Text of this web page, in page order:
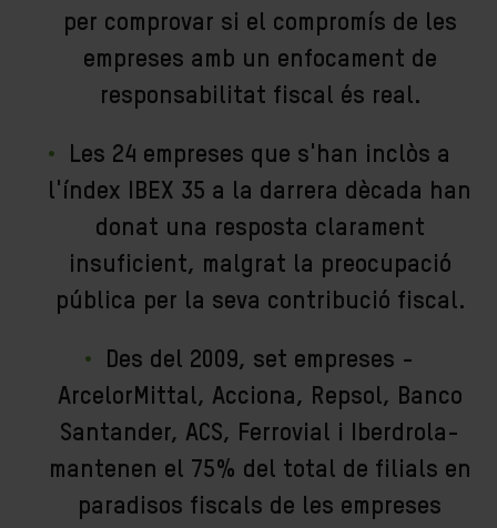
per comprovar si el compromís de les
empreses amb un enfocament de
responsabilitat fiscal és real.
Les 24 empreses que s'han inclòs a
l'índex IBEX 35 a la darrera dècada han
donat una resposta clarament
insuficient, malgrat la preocupació
pública per la seva contribució fiscal.
Des del 2009, set empreses -
ArcelorMittal, Acciona, Repsol, Banco
Santander, ACS, Ferrovial i Iberdrola-
mantenen el 75% del total de filials en
paradisos fiscals de les empreses